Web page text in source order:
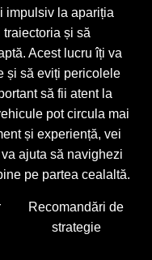
impulsiv la apariția
și să
Acest lucru îți va
și să eviți pericolele
să fii atent la
pot circula mai
și experiență, vei
ajuta să navighezi
pe partea cealaltă.
Recomandări de
strategie